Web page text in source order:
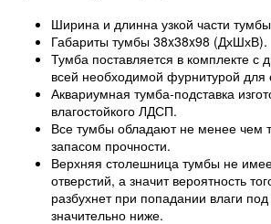
Ширина и длинна узкой части
Габариты тумбы 38x38x98 (ДхШхВ).
Тумба поставляется в комплекте с
всей необходимой фурнитурой для
Аквариумная тумба-подставка
влагостойкого ЛДСП.
Все тумбы обладают не менее чем
запасом прочности.
Верхняя столешница тумбы не
отверстий, а значит вероятность
разбухнет при попадании влаги
значительно ниже.